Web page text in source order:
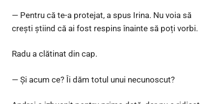
— Pentru că te-a protejat, a spus Irina. Nu voia să
crești știind că ai fost respins înainte să poți vorbi.
Radu a clătinat din cap.
— Și acum ce? Îi dăm totul unui necunoscut?